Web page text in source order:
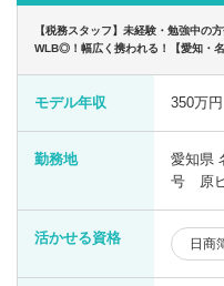
業界情報
求人情報
【税務スタッフ】未経験・勉強中の
WLB◎！幅広く携われる！【愛知・名
モデル年収 350万
勤務地
愛知県
号 原
活かせる資格 日商